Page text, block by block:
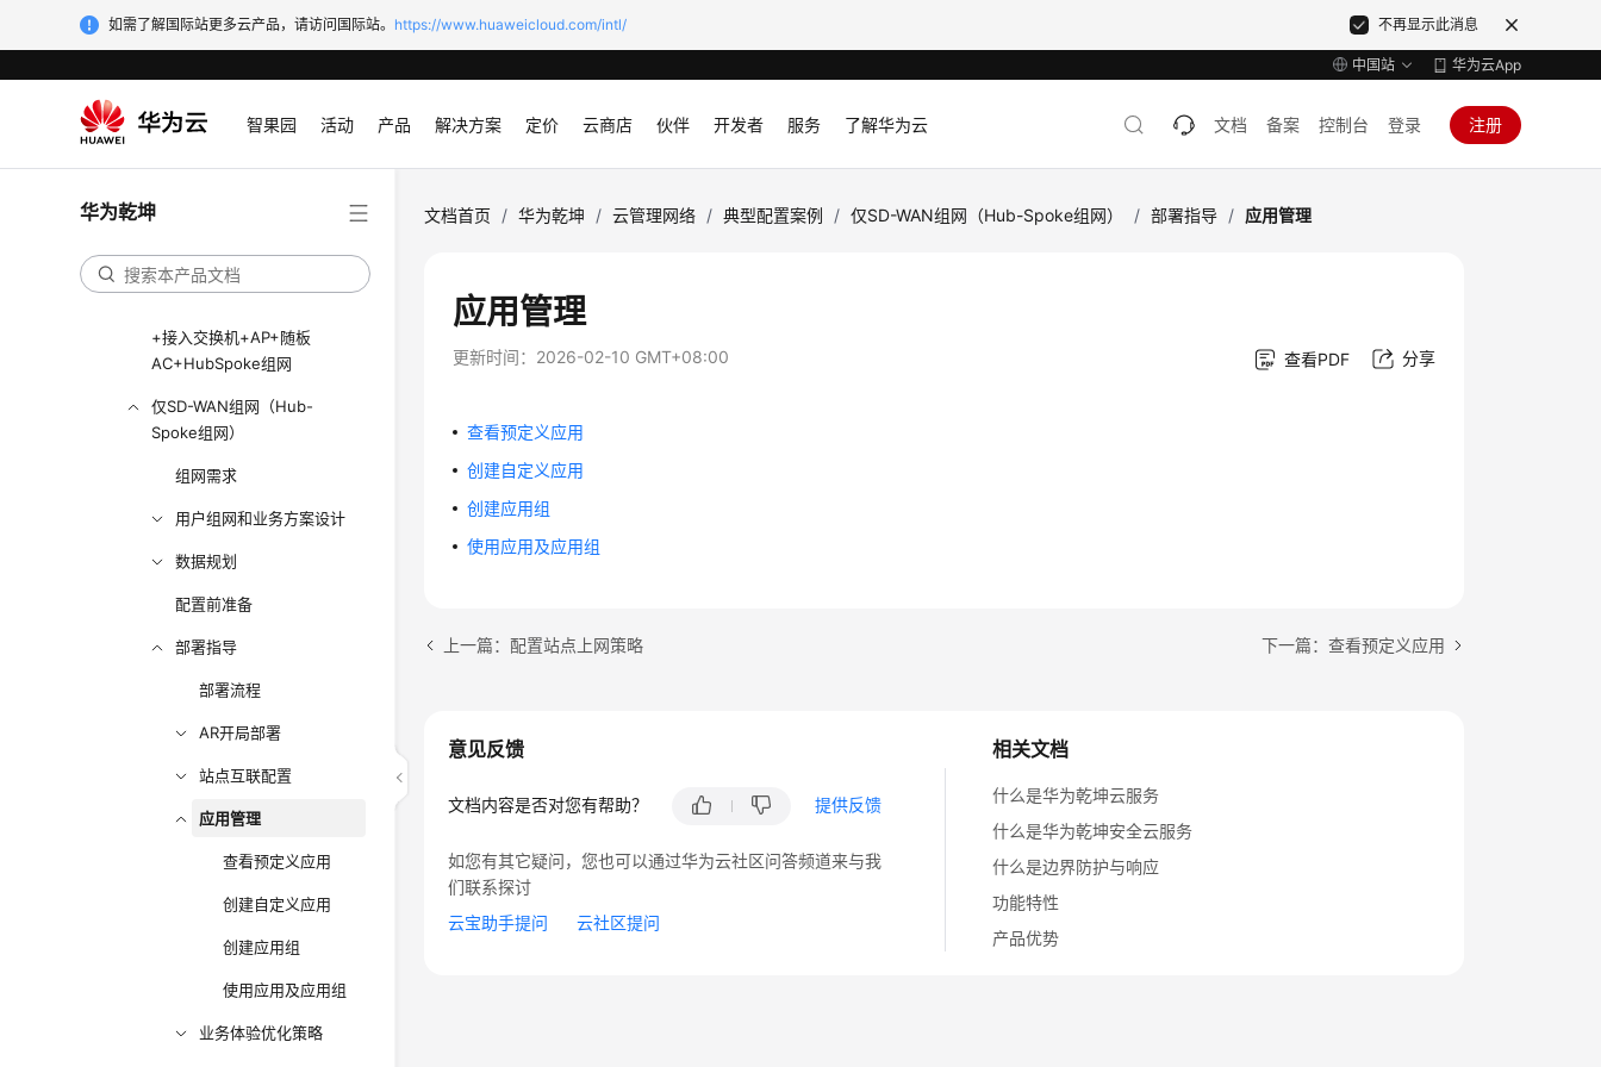
如需了解国际站更多云产品，请访问国际站。 https://www.huaweicloud.com/intl/ 不再显示此消息
中国站 华为云App
智果园 活动 产品 解决方案 定价 云商店 伙伴 开发者 服务 了解华为云 文档 备案 控制台 登录 注册
华为乾坤
场景
随板AC+Fit AP 配置上云组网
+云AP+HubSpoke组网
LANWAN融合-核心交换机
AC+HubSpoke组网
+接入交换机+AP+随板
AC+HubSpoke组网
仅SD-WAN组网（Hub-
Spoke组网）
组网需求
用户组网和业务方案设计
数据规划
配置前准备
部署指导
部署流程
AR开局部署
站点互联配置
应用管理
查看预定义应用
创建自定义应用
创建应用组
使用应用及应用组
业务体验优化策略
文档首页 / 华为乾坤 / 云管理网络 / 典型配置案例 / 仅SD-WAN组网（Hub-Spoke组网） / 部署指导 / 应用管理
应用管理
更新时间： 2026-02-10 GMT+08:00 查看PDF 分享
查看预定义应用
创建自定义应用
创建应用组
使用应用及应用组
上一篇：配置站点上网策略 下一篇：查看预定义应用
相关文档
什么是华为乾坤云服务
什么是华为乾坤安全云服务
什么是边界防护与响应
功能特性
产品优势
意见反馈
文档内容是否对您有帮助？ 提供反馈
如您有其它疑问，您也可以通过华为云社区问答频道来与我
们联系探讨
云宝助手提问
云社区提问